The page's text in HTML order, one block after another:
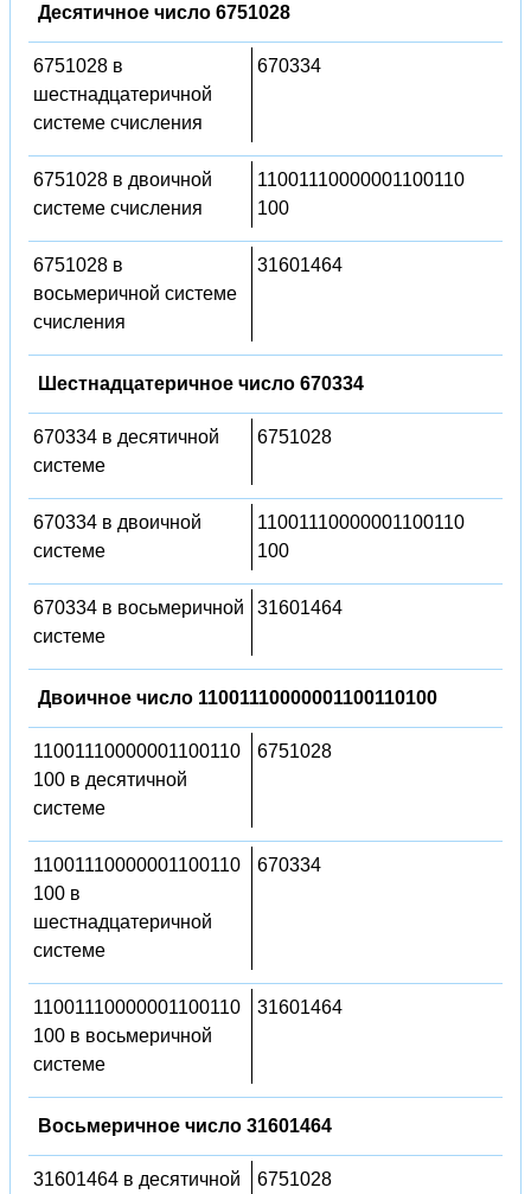
Десятичное число 6751028
6751028 в
шестнадцатеричной
системе счисления
670334
6751028 в двоичной
системе счисления
11001110000001100110
100
6751028 в
восьмеричной системе
счисления
31601464
Шестнадцатеричное число 670334
670334 в десятичной
системе
6751028
670334 в двоичной
системе
11001110000001100110
100
670334 в восьмеричной
системе
31601464
Двоичное число 11001110000001100110100
11001110000001100110
100 в десятичной
системе
6751028
11001110000001100110
100 в
шестнадцатеричной
системе
670334
11001110000001100110
100 в восьмеричной
системе
31601464
Восьмеричное число 31601464
31601464 в десятичной 6751028